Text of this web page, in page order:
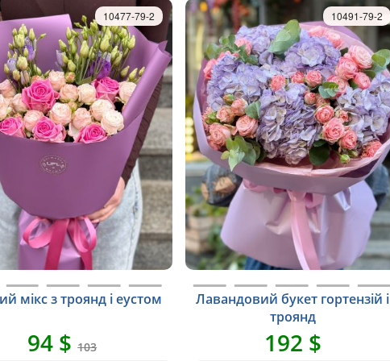
мікс з троянд і еустом
10477-79-2
94 $103
Лавандовий букет гортензій і
троянд
10491-79-2
192 $